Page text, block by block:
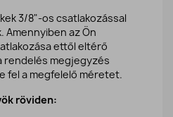
3/8"-os csatlakozással
Amennyiben az Ön
ettől eltérő
rendelés megjegyzés
fel a megfelelő méretet.
röviden: